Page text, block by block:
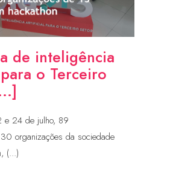
de inteligência
o Terceiro
e 24 de julho, 89
organizações da sociedade
(...)